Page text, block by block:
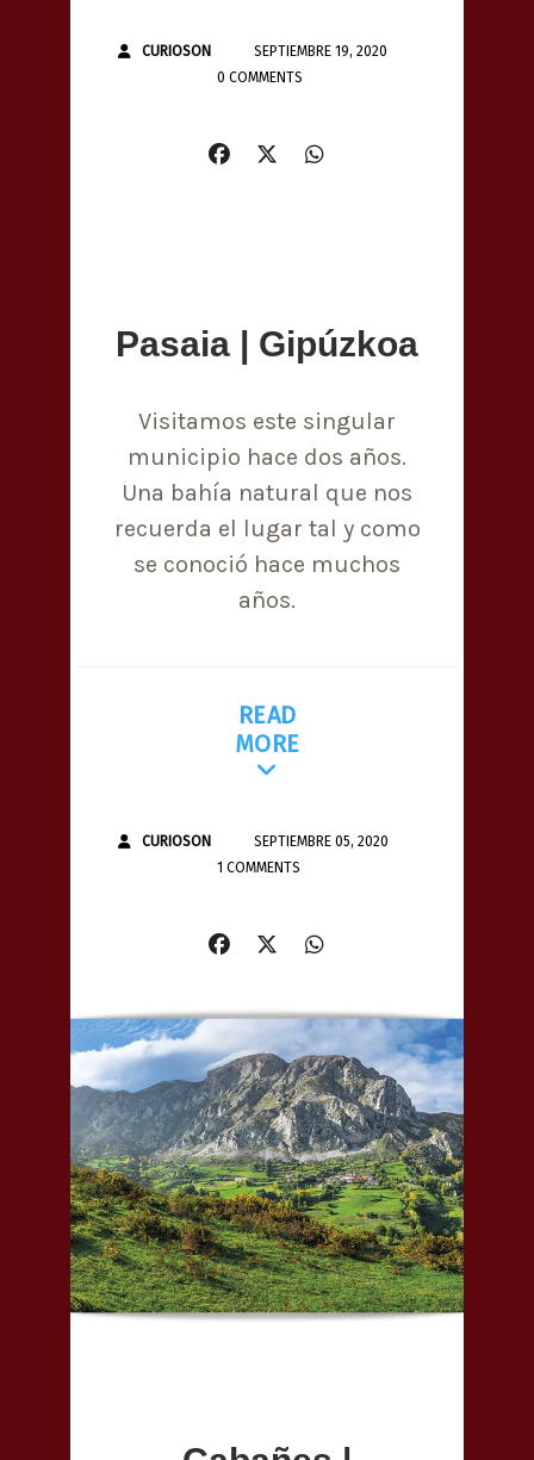
CURIOSON
SEPTIEMBRE 19, 2020
0 COMMENTS
Pasaia | Gipúzkoa
Visitamos este singular
municipio hace dos años.
Una bahía natural que nos
recuerda el lugar tal y como
se conoció hace muchos
años.
READ
MORE
CURIOSON
SEPTIEMBRE 05, 2020
1 COMMENTS